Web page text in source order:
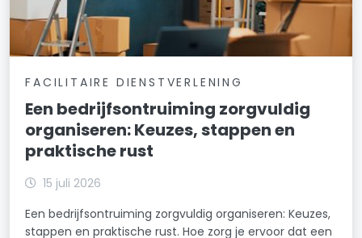
FACILITAIRE DIENSTVERLENING
Een bedrijfsontruiming zorgvuldig
organiseren: Keuzes, stappen en
praktische rust
15 juli 2026
Een bedrijfsontruiming zorgvuldig organiseren: Keuzes,
stappen en praktische rust. Hoe zorg je ervoor dat een